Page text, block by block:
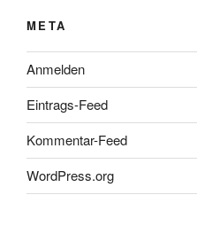
META
Anmelden
Eintrags-Feed
Kommentar-Feed
WordPress.org